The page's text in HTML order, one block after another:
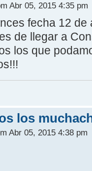
Abr 05, 2015 4:35 pm
fecha 12 de
de llegar a
los que
los
Abr 05, 2015 4:38 pm